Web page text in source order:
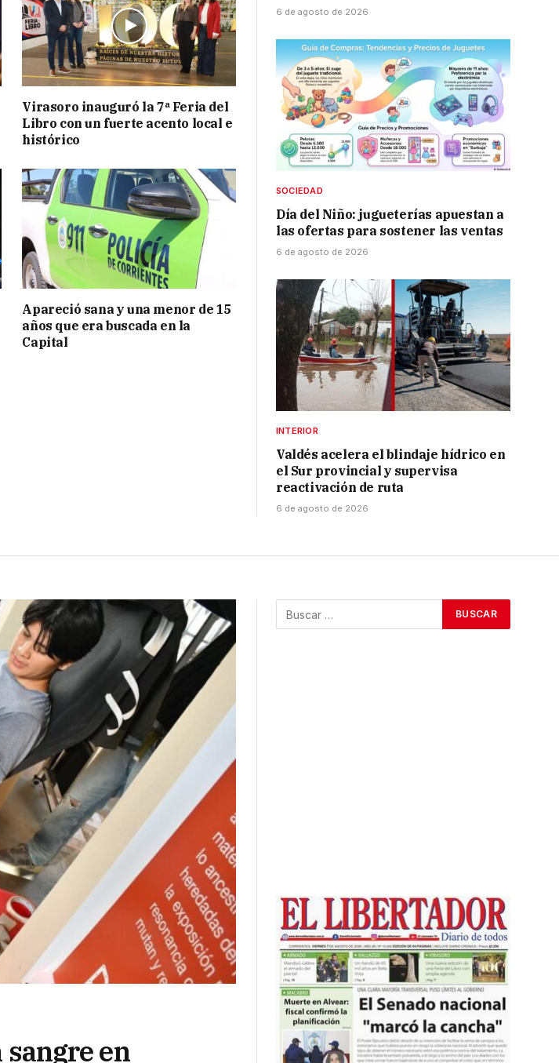
Virasoro inauguró la 7ª Feria del
Libro con un fuerte acento local e
histórico
Apareció sana y una menor de 15
años que era buscada en la
Capital
6 de agosto de 2026
SOCIEDAD
Día del Niño: jugueterías apuestan a
las ofertas para sostener las ventas
6 de agosto de 2026
INTERIOR
Valdés acelera el blindaje hídrico en
el Sur provincial y supervisa
reactivación de ruta
6 de agosto de 2026
en